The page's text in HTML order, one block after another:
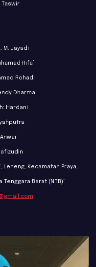
Taswir
M. Jayadi
Rifa’i
Rohadi
Dharma
Hardani
Leneng, Kecamatan Praya,
Tenggara Barat (NTB)"